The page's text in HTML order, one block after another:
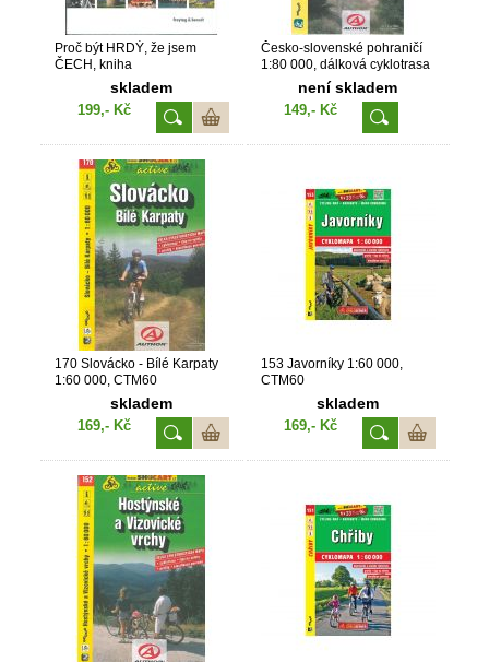
Proč být HRDÝ, že jsem
ČECH, kniha
skladem
199,- Kč
Česko-slovenské pohraničí
1:80 000, dálková cyklotrasa
není skladem
149,- Kč
170 Slovácko - Bílé Karpaty
1:60 000, CTM60
skladem
169,- Kč
153 Javorníky 1:60 000,
CTM60
skladem
169,- Kč